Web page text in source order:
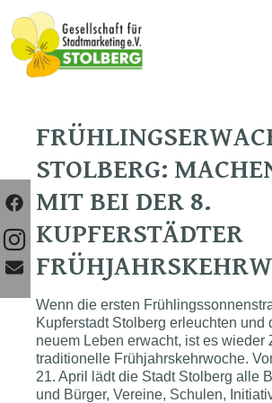
content
STOLBERG:
MIT BEI DER 8.
KUPFERSTÄDTER
Wenn die ersten
Kupferstadt Stolberg erleuchten und
neuem Leben erwacht, ist es wieder
traditionelle Frühjahrskehrwoche.
21. April lädt die Stadt Stolberg alle
und Bürger, Vereine, Schulen,